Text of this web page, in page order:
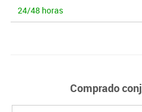
24/48 horas
Comprado